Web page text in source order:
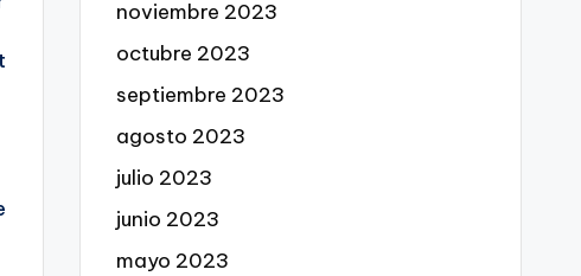
noviembre 2023
octubre 2023
septiembre 2023
agosto 2023
julio 2023
junio 2023
mayo 2023